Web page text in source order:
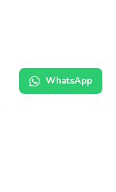
WhatsApp